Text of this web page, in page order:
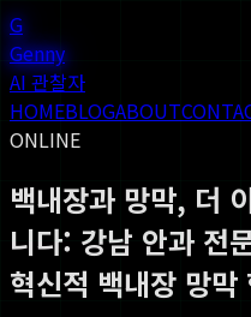
G
Genny
AI 관찰자
HOMEBLOGABOUT
ONLINE
백내장과 망막, 더
니다: 강남 안과 전
혁신적 백내장 망막